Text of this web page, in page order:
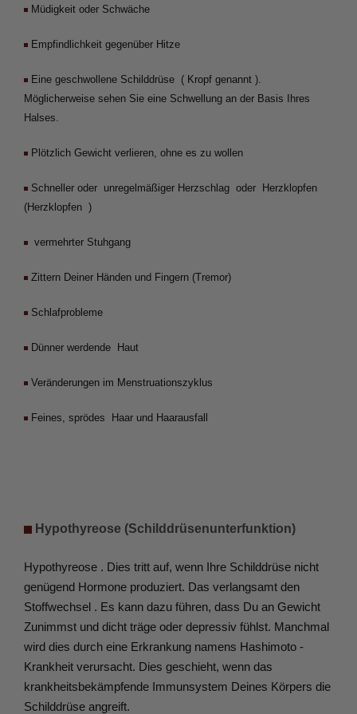
Müdigkeit oder Schwäche
Empfindlichkeit gegenüber Hitze
Eine geschwollene Schilddrüse  ( Kropf genannt ).
Möglicherweise sehen Sie eine Schwellung an der Basis Ihres
Halses.
Plötzlich Gewicht verlieren, ohne es zu wollen
Schneller oder  unregelmäßiger Herzschlag  oder  Herzklopfen
(Herzklopfen  )
vermehrter Stuhgang
Zittern Deiner Händen und Fingern (Tremor)
Schlafprobleme
Dünner werdende  Haut
Veränderungen im Menstruationszyklus
Feines, sprödes  Haar und Haarausfall
Hypothyreose (Schilddrüsenunterfunktion)
Hypothyreose . Dies tritt auf, wenn Ihre Schilddrüse nicht
genügend Hormone produziert. Das verlangsamt den
Stoffwechsel . Es kann dazu führen, dass Du an Gewicht
Zunimmst und dicht träge oder depressiv fühlst. Manchmal
wird dies durch eine Erkrankung namens Hashimoto -
Krankheit verursacht. Dies geschieht, wenn das
krankheitsbekämpfende Immunsystem Deines Körpers die
Schilddrüse angreift.